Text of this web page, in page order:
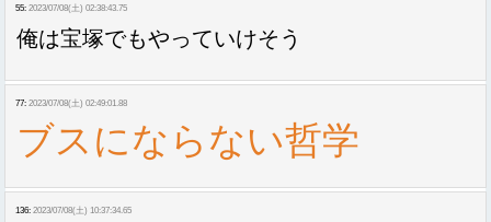
55: 2023/07/08(土) 02:38:43.75
俺は宝塚でもやっていけそう
77: 2023/07/08(土) 02:49:01.88
ブスにならない哲学
136: 2023/07/08(土) 10:37:34.65